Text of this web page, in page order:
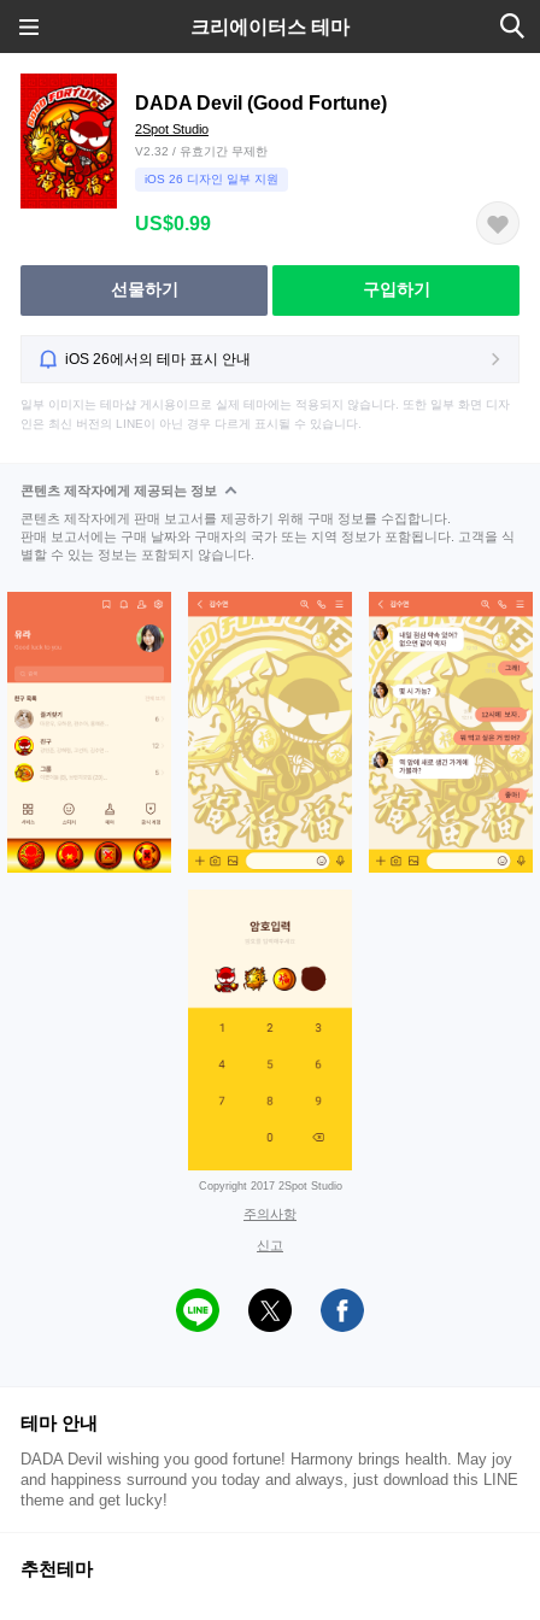
크리에이터스 테마
DADA Devil (Good Fortune)
2Spot Studio
V2.32 / 유효기간 무제한
iOS 26 디자인 일부 지원
US$0.99
선물하기 구입하기
iOS 26에서의 테마 표시 안내
일부 이미지는 테마샵 게시용이므로 실제 테마에는 적용되지 않습니다. 또한 일부 화면 디자
인은 최신 버전의 LINE이 아닌 경우 다르게 표시될 수 있습니다.
콘텐츠 제작자에게 제공되는 정보
콘텐츠 제작자에게 판매 보고서를 제공하기 위해 구매 정보를 수집합니다.
판매 보고서에는 구매 날짜와 구매자의 국가 또는 지역 정보가 포함됩니다. 고객을 식
별할 수 있는 정보는 포함되지 않습니다.
Copyright 2017 2Spot Studio
주의사항
신고
테마 안내
DADA Devil wishing you good fortune! Harmony brings health. May joy
and happiness surround you today and always, just download this LINE
theme and get lucky!
추천테마